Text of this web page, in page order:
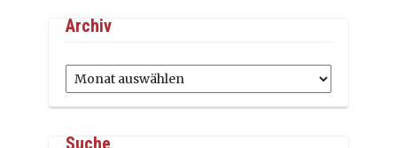
Archiv
Archiv